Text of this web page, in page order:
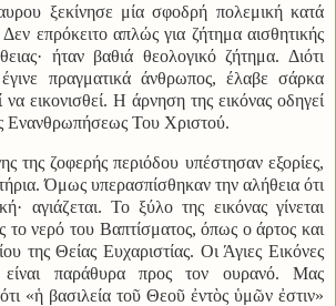
ξεκίνησε μία σφοδρή πολεμική κατά
επρόκειτο απλώς για ζήτημα αισθητικής
ήταν βαθιά θεολογικό ζήτημα. Διότι
πραγματικά άνθρωπος, έλαβε σάρκα
να εικονισθεί. Η άρνηση της εικόνας οδηγεί
Ενανθρωπήσεως Του Χριστού.
της ζοφερής περιόδου υπέστησαν εξορίες,
Όμως υπερασπίσθηκαν την αλήθεια ότι
αγιάζεται. Το ξύλο της εικόνας γίνεται
το νερό του Βαπτίσματος, όπως ο άρτος και
της Θείας Ευχαριστίας. Οι Άγιες Εικόνες
είναι παράθυρα προς τον ουρανό. Μας
«ἡ βασιλεία τοῦ Θεοῦ ἐντὸς ὑμῶν ἐστιν»